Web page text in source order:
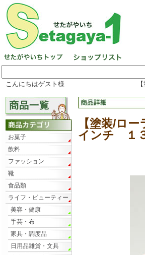
こんにちはゲスト様
【塗装/ロ
インチ １３
お菓子
飲料
ファッション
靴
食品類
ライフ・ビューティー
美容・健康
手芸・布
家具・調度品
日用品雑貨・文具